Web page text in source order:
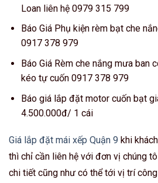
Loan liên hệ 0979 315 799
Báo Giá Phụ kiện rèm bạt che
0917 378 979
Báo Giá Rèm che nắng mưa ban
kéo tự cuốn 0917 378 979
Báo giá lắp đặt motor cuốn bạt
4.500.000đ/ 1 cái
Giá lắp đặt mái xếp Quận 9 khi
thì chỉ cần liên hệ với đơn vị chúng
chi tiết cũng như có thể tới vị trí